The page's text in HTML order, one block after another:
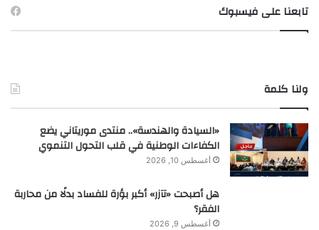
تابعنا على فيسبوك
ولنا كلمة
«السيادة والهندسة».. منتدى موريتاني يضع
الكفاءات الوطنية في قلب التحول التنموي
أغسطس 10, 2026
هل أصبحت «تآزر» أكبر بؤرة للفساد بدلًا من محاربة
الفقر؟
أغسطس 9, 2026